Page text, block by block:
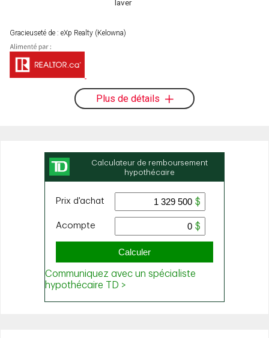
laver
Gracieuseté de : eXp Realty (Kelowna)
Plus de détails